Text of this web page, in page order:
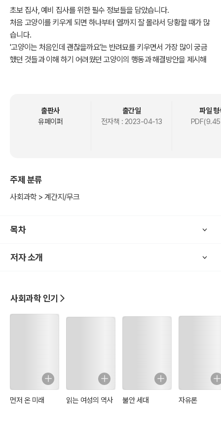
초보 집사, 예비 집사를 위한 필수 정보들을 담았습니다.
처음 고양이를 키우게 되면 하나부터 열까지 잘 몰라서 당황할 때가 많
습니다.
'고양이는 처음인데 괜찮을까요'는 반려묘를 키우면서 가장 많이 궁금
했던 것들과 이해 하기 어려웠던 고양이의 행동과 해결방안을 제시해
출판사
유페이퍼
출간일
전자책 : 2023-04-13
파일 형
주제 분류
사회과학 > 계간지/무크
목차
저자 소개
사회과학 인기
먼저 온 미래 읽는 여성의 역사 불안 세대 자유론